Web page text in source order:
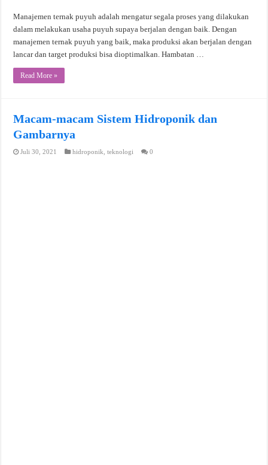
Manajemen ternak puyuh adalah mengatur segala proses yang dilakukan
dalam melakukan usaha puyuh supaya berjalan dengan baik. Dengan
manajemen ternak puyuh yang baik, maka produksi akan berjalan dengan
lancar dan target produksi bisa dioptimalkan. Hambatan …
Read More »
Macam-macam Sistem Hidroponik dan
Gambarnya
Juli 30, 2021 hidroponik ,teknologi 0